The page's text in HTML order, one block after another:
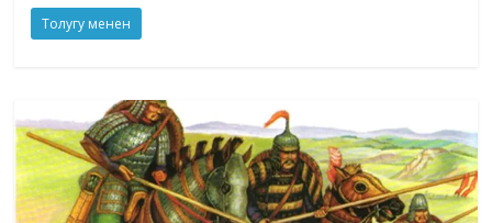
Толугу менен